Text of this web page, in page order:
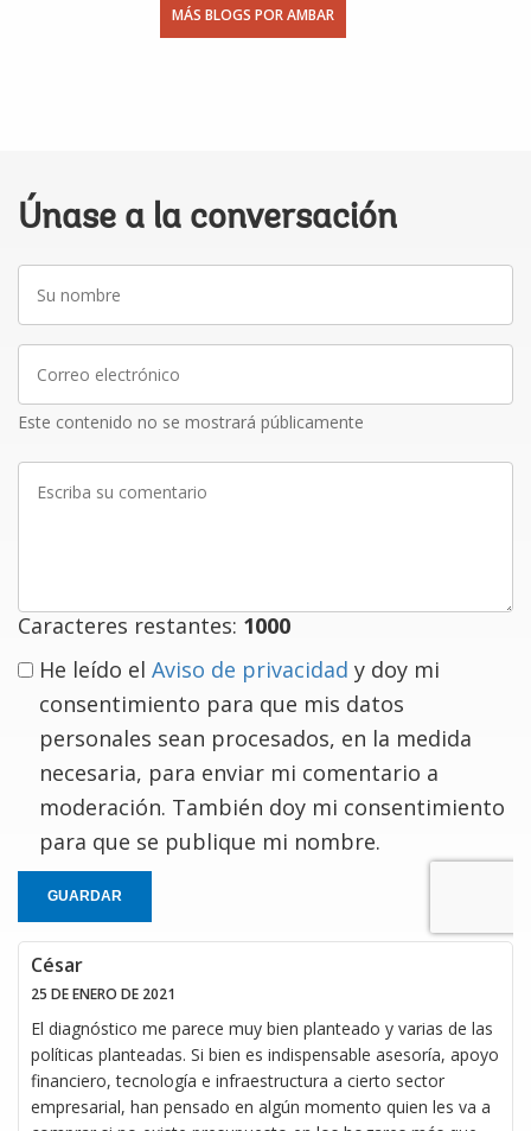
MÁS BLOGS POR AMBAR
Únase a la conversación
nombre
electrónico
Este contenido no se mostrará públicamente
Caracteres restantes: 1000
He leído el Aviso de privacidad y doy mi
consentimiento para que mis datos
personales sean procesados, en la medida
necesaria, para enviar mi comentario a
moderación. También doy mi consentimiento
para que se publique mi nombre.
GUARDAR
César
25 DE ENERO DE 2021
El diagnóstico me parece muy bien planteado y varias de las
políticas planteadas. Si bien es indispensable asesoría, apoyo
financiero, tecnología e infraestructura a cierto sector
empresarial, han pensado en algún momento quien les va a